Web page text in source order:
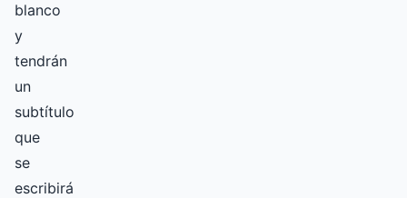
blanco
y
tendrán
un
subtítulo
que
se
escribirá